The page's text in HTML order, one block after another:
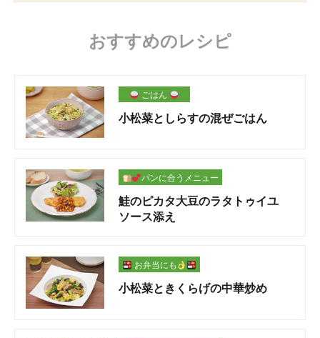
おすすめのレシピ
ごはん
小松菜としらすの混ぜごはん
パンに合うメニュー
鮭のピカタ大豆のラタトゥイユ
ソース添え
お弁当にも
小松菜ときくらげの中華炒め